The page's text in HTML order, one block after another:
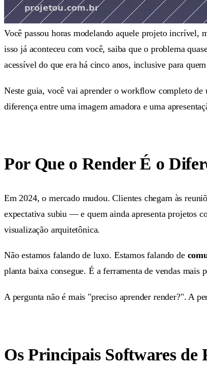
Você passou horas modelando aquele projeto incrível,
isso já aconteceu com você, saiba que o problema
acessível do que era há cinco anos, inclusive para
Neste guia, você vai aprender o workflow completo de
diferença entre uma imagem amadora e uma
Por Que o Render É o
Em 2024, o mercado mudou. Clientes chegam às
expectativa subiu — e quem ainda apresenta projetos
visualização arquitetônica.
Não estamos falando de luxo. Estamos falando de
planta baixa consegue. É a ferramenta de vendas
A pergunta não é mais "preciso aprender render?". A
Os Principais Softwares